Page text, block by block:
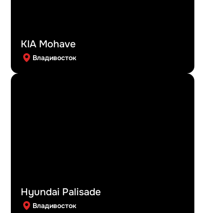
KIA Mohave
Владивосток
Hyundai Palisade
Владивосток